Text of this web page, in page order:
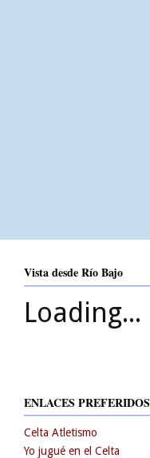
Vista desde Río Bajo
Loading...
ENLACES PREFERIDOS
Celta Atletismo
Yo jugué en el Celta